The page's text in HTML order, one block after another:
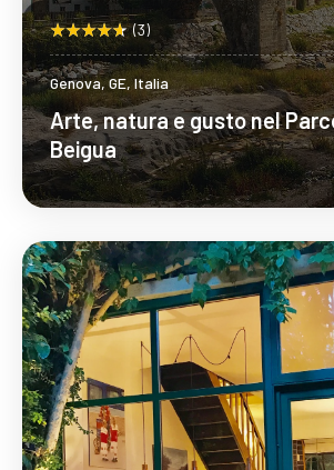
(3)
Genova, GE, Italia
Arte, natura e gusto nel
Beigua
Scopri Di Più